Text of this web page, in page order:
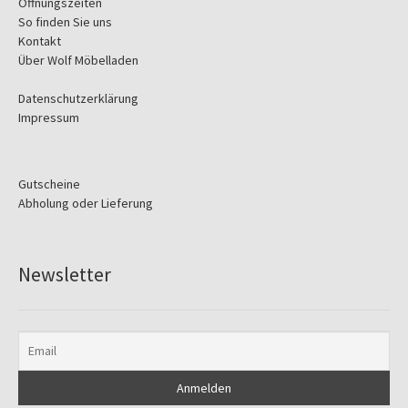
So finden Sie uns
Kontakt
Über Wolf Möbelladen
Datenschutzerklärung
Impressum
Gutscheine
Abholung oder Lieferung
Newsletter